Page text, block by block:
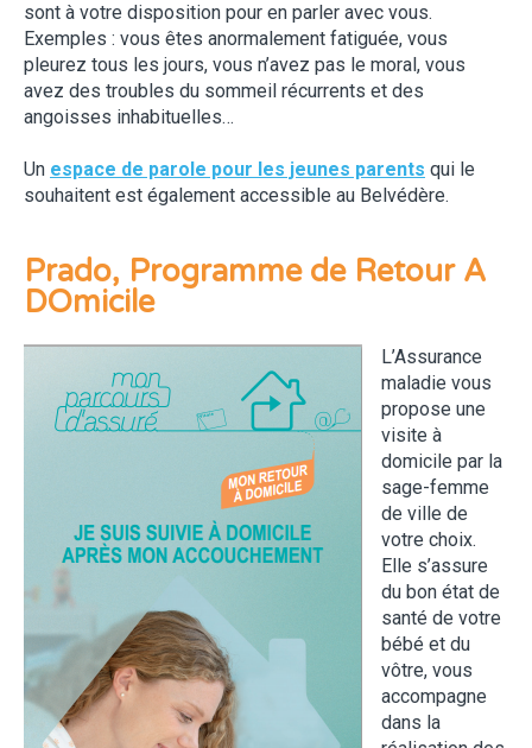
sont à votre disposition pour en parler avec vous.
Exemples : vous êtes anormalement fatiguée, vous
pleurez tous les jours, vous n’avez pas le moral, vous
avez des troubles du sommeil récurrents et des
angoisses inhabituelles…
Un espace de parole pour les jeunes parents qui le
souhaitent est également accessible au Belvédère.
Prado, Programme de Retour A
DOmicile
L’Assurance
maladie vous
propose une
visite à
domicile par la
sage-femme
de ville de
votre choix.
Elle s’assure
du bon état de
santé de votre
bébé et du
vôtre, vous
accompagne
dans la